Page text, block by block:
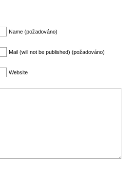
Name (požadováno)
Mail (will not be published) (požadováno)
Website